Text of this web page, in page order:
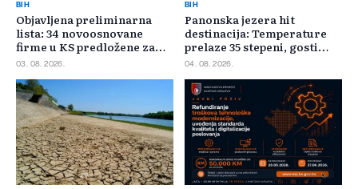
BIH
Objavljena preliminarna
lista: 34 novoosnovane
firme u KS predložene za
400.000 KM poticaja
03. 08. 2026.
BIH
Panonska jezera hit
destinacija: Temperature
prelaze 35 stepeni, gosti
pristižu iz cijele regije
04. 08. 2026.